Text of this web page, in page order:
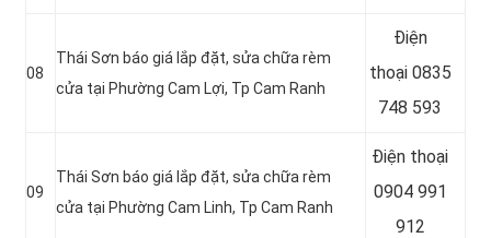
08
Thái Sơn báo giá lắp đặt, sửa chữa rèm
cửa tại Phường Cam Lợi, Tp Cam Ranh
Điện
thoại0835
748 593
09
Thái Sơn báo giá lắp đặt, sửa chữa rèm
cửa tại Phường Cam Linh, Tp Cam Ranh
Điện thoại
0904 991
912